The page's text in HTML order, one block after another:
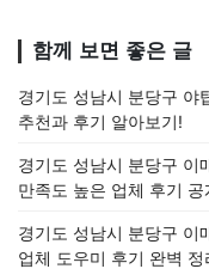
함께 보면 좋은 글
경기도 성남시 분당구 야
추천과 후기 알아보기!
경기도 성남시 분당구 이
만족도 높은 업체 후기 공
경기도 성남시 분당구 이
업체 도우미 후기 완벽 정